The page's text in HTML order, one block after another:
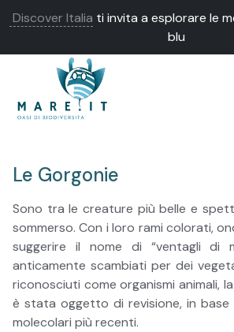
Discover Italia ti invita a esplorare le
blu
Le Gorgonie
Sono tra le creature più belle e
sommerso. Con i loro rami colorati,
suggerire il nome di “ventagli di
anticamente scambiati per dei
riconosciuti come organismi animali,
è stata oggetto di revisione, in
molecolari più recenti.